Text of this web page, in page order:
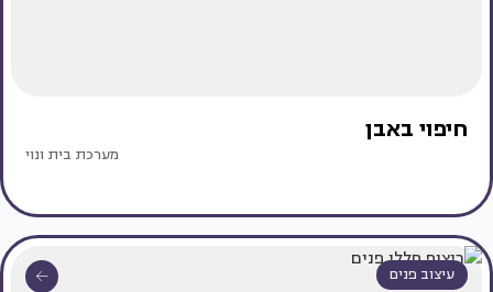
חיפוי באבן
מערכת בית ונוי
עיצוב פנים